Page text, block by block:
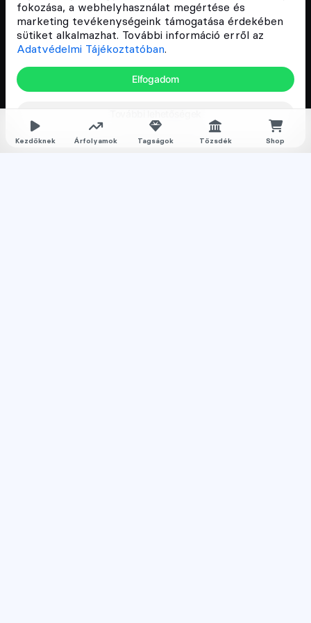
Kezdőknek Árfolyamok Tagságok Tőzsdék Shop
fokozása, a webhelyhasználat megértése és
marketing tevékenységeink támogatása érdekében
sütiket alkalmazhat. További információ erről az
Adatvédelmi Tájékoztatóban.
Elfogadom
Cryptofalka célja, hogy biztosítsa a hazai közösség
és vállalatok digitális oktatását és fejlődését.
Oldalak
Árfolyamok
Rólunk